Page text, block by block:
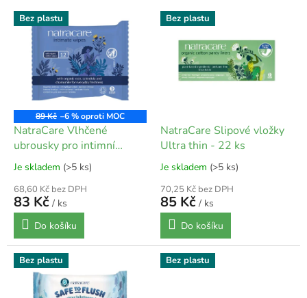
V Bez plastu
89 Kč –6 %
NatraCare Vlhčené
ubrousky pro intimní
hygienu 12 ks
Je skladem (>5 ks)
68,60 Kč bez DPH
83 Kč / ks
Do košíku
Bez plastu
NatraCare Slipové vložky
Ultra thin - 22 ks
Je skladem (>5 ks)
70,25 Kč bez DPH
85 Kč / ks
Do košíku
Bez plastu Bez plastu